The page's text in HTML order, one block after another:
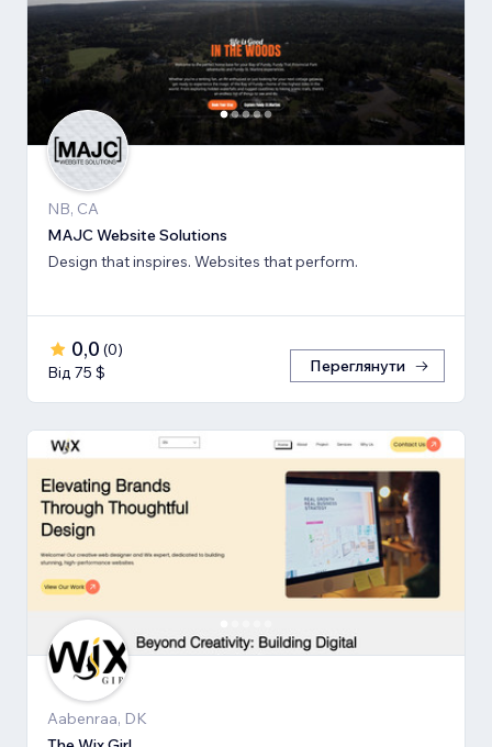
NB, CA
MAJC Website Solutions
Design that inspires. Websites that perform.
0,0 (0)
Від 75 $
Переглянути
Aabenraa, DK